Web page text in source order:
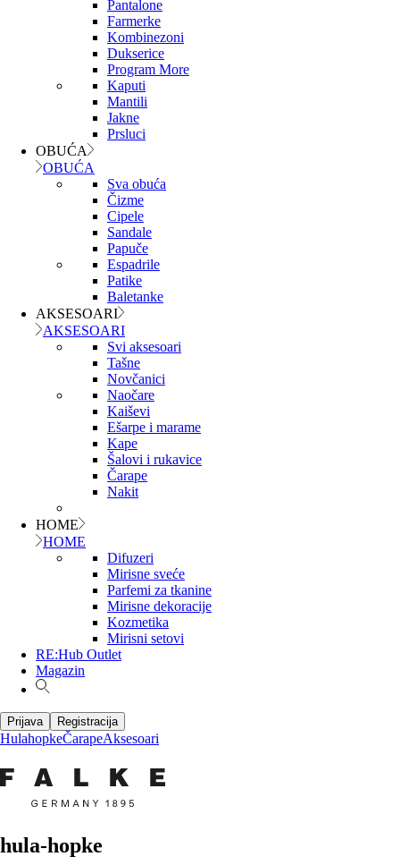
Pantalone
Farmerke
Kombinezoni
Dukserice
Program More
Kaputi
Mantili
Jakne
Prsluci
OBUĆA
OBUĆA
Sva obuća
Čizme
Cipele
Sandale
Papuče
Espadrile
Patike
Baletanke
AKSESOARI
AKSESOARI
Svi aksesoari
Tašne
Novčanici
Naočare
Kaiševi
Ešarpe i marame
Kape
Šalovi i rukavice
Čarape
Nakit
HOME
HOME
Difuzeri
Mirisne sveće
Parfemi za tkanine
Mirisne dekoracije
Kozmetika
Mirisni setovi
RE:Hub Outlet
Magazin
Prijava Registracija
HulahopkeČarapeAksesoari
hula-hopke